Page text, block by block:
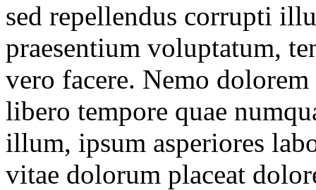
sed repellendus corrupti
praesentium voluptatum,
vero facere. Nemo
libero tempore quae
illum, ipsum asperiores
vitae dolorum placeat